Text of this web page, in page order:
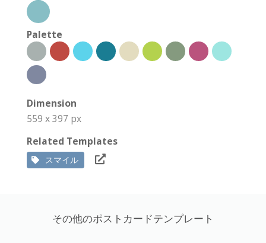
Palette
Dimension
559 x 397 px
Related Templates
スマイル
その他のポストカードテンプレート